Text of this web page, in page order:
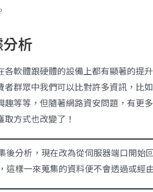
析
各軟體跟硬體的設備上都有顯著的提
者群眾中我們可以比對許多資訊，比
趣等等，但隨著網路資安問題，有更
方式也改變了！
後分析，現在改為從伺服器端口開始
這樣一來蒐集的資料便不會透過或經